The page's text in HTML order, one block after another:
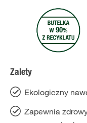
Zalety
Ekologiczny
Zapewnia